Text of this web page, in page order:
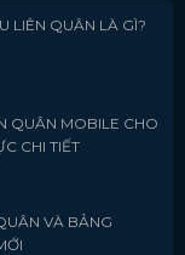
LIÊN QUÂN LÀ GÌ?
QUÂN MOBILE CHO
CHI TIẾT
VÀ BẢNG